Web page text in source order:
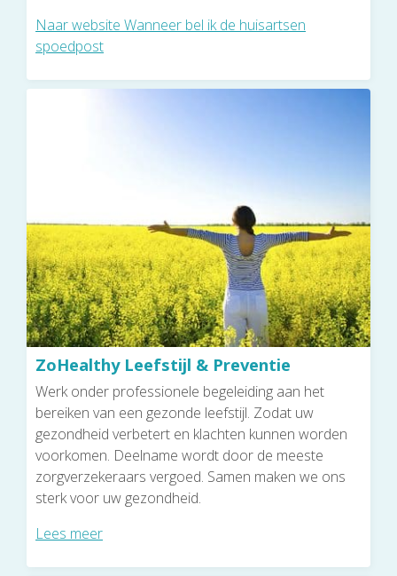
Naar website Wanneer bel ik de huisartsen
spoedpost
ZoHealthy Leefstijl & Preventie
Werk onder professionele begeleiding aan het
bereiken van een gezonde leefstijl. Zodat uw
gezondheid verbetert en klachten kunnen worden
voorkomen. Deelname wordt door de meeste
zorgverzekeraars vergoed. Samen maken we ons
sterk voor uw gezondheid.
Lees meer